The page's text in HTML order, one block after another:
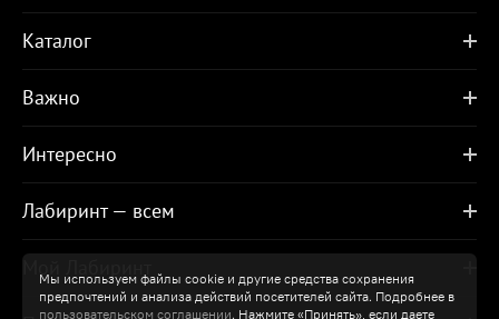
Мы используем файлы cookie и другие средства сохранения
предпочтений и анализа действий посетителей сайта. Подробнее в
пользовательском соглашении. Нажмите «Принять», если даете
Каталог
Важно
Интересно
Лабиринт — всем